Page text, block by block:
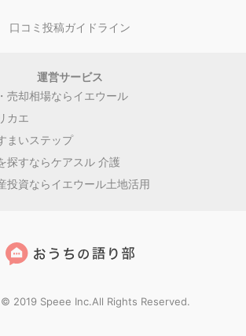
口コミ投稿ガイドライン
運営サービス
売却相場ならイエウール
カエ
まいステップ
探すならケアスル 介護
投資ならイエウール土地活用
2019 Speee Inc.All Rights Reserved.